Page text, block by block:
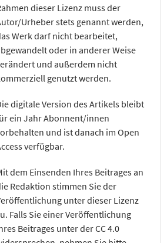
dieser Lizenz muss der
Urheber stets genannt werden,
Werk darf nicht bearbeitet,
oder in anderer Weise
und außerdem nicht
genutzt werden.
digitale Version des Artikels bleibt
ein Jahr Abonnent/innen
und ist danach im Open
verfügbar.
dem Einsenden Ihres Beitrages an
Redaktion stimmen Sie der
unter dieser Lizenz
Falls Sie einer Veröffentlichung
Beitrages unter der CC 4.0